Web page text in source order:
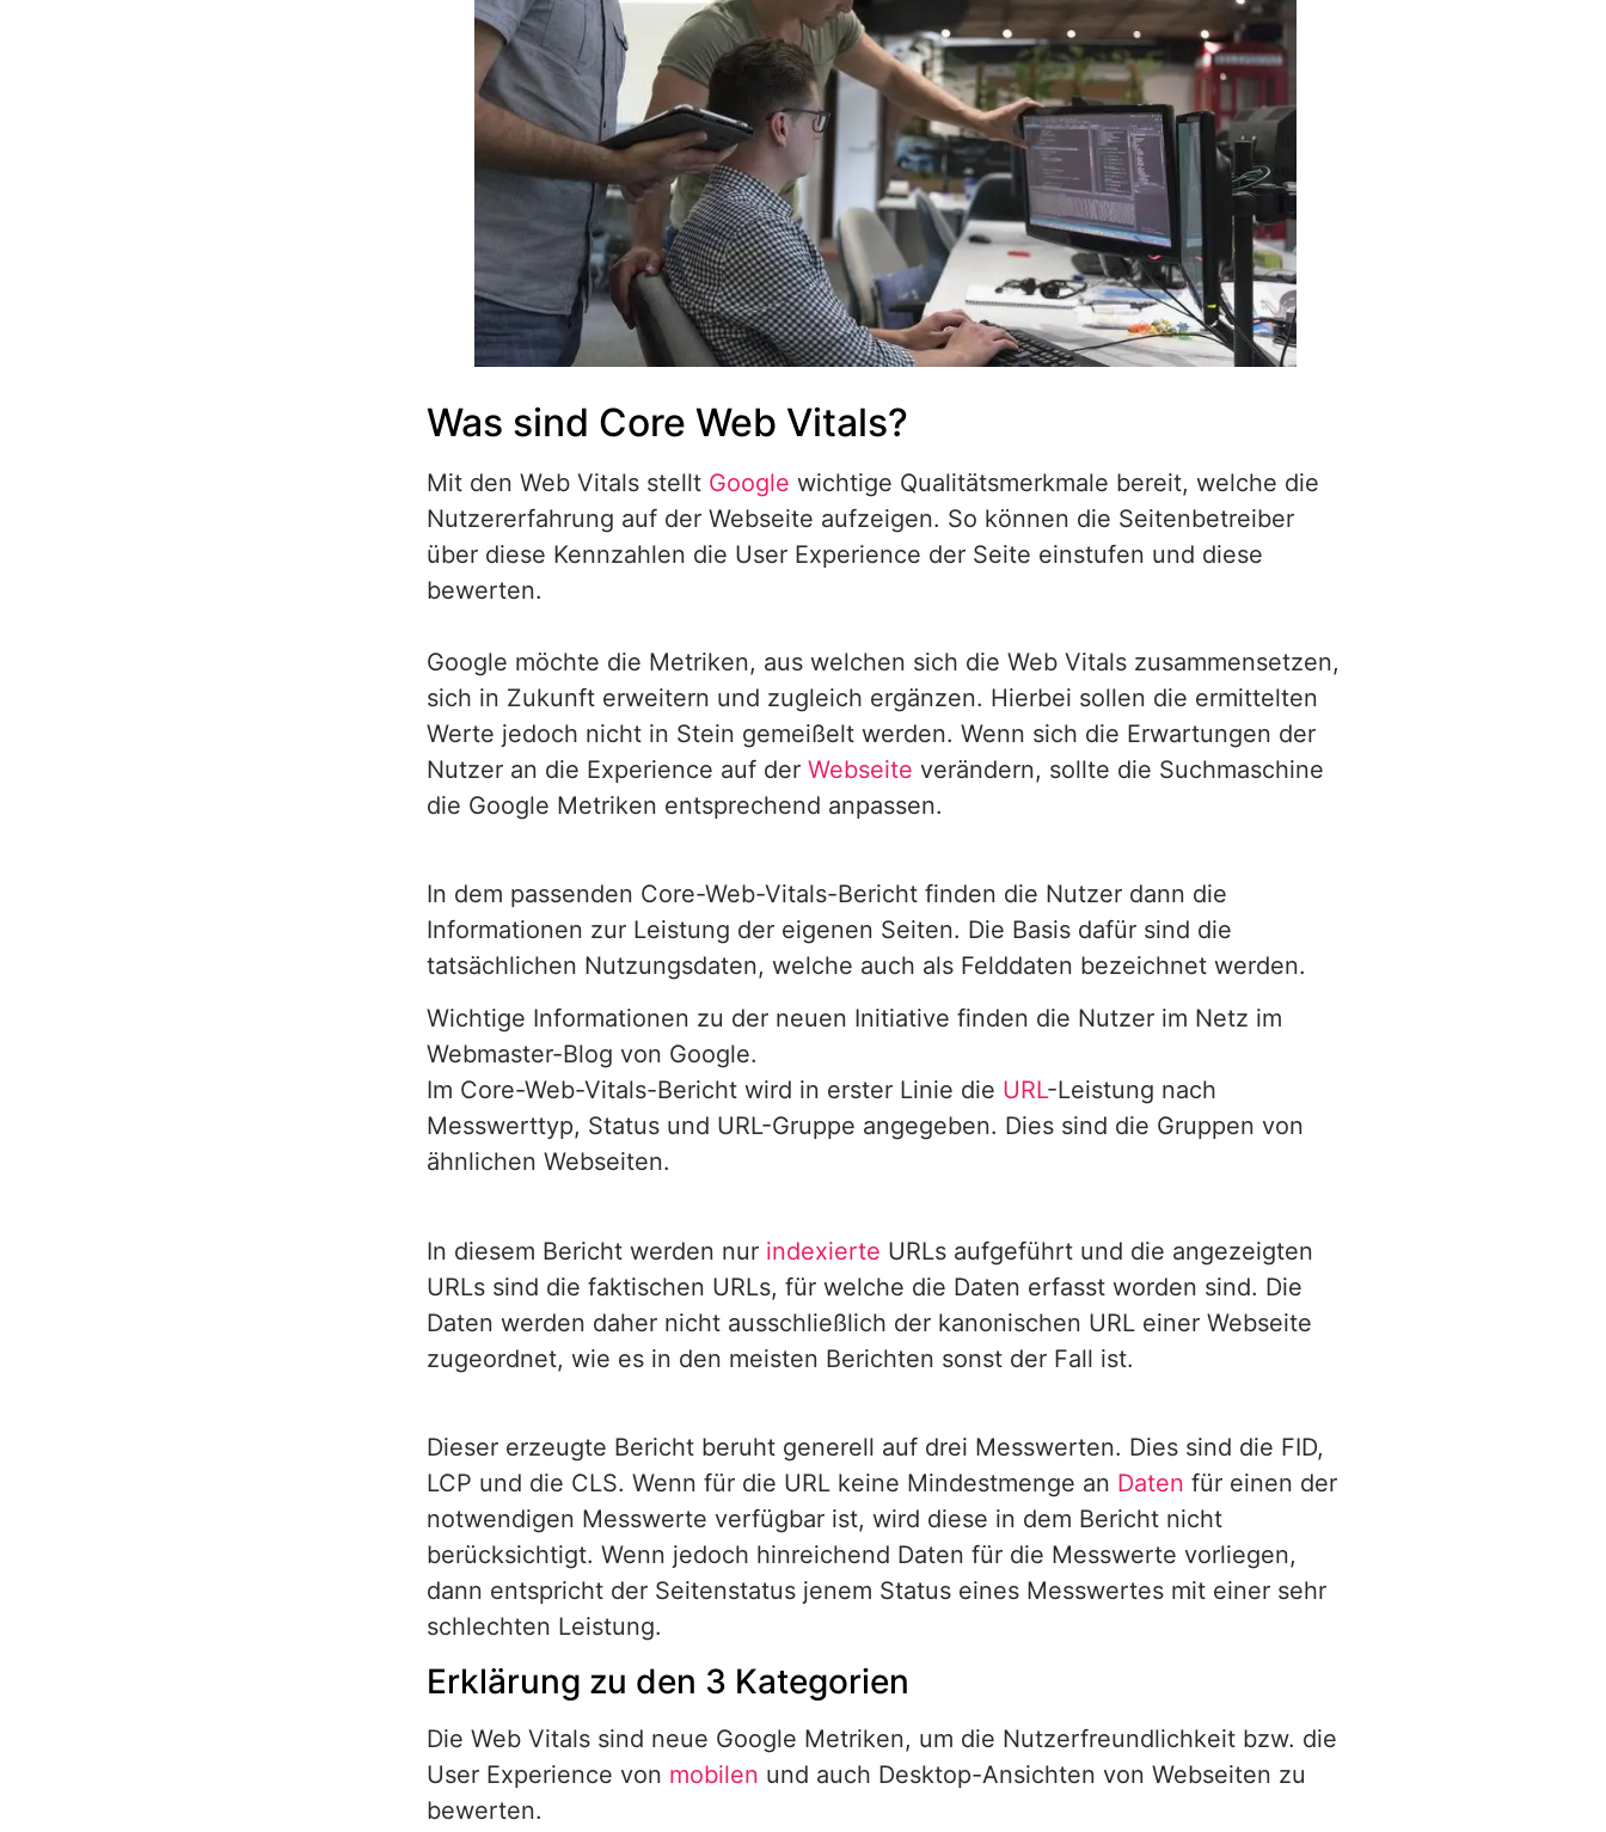
Was sind Core Web Vitals?
Mit den Web Vitals stellt Google wichtige Qualitätsmerkmale bereit, welche die
Nutzererfahrung auf der Webseite aufzeigen. So können die Seitenbetreiber
über diese Kennzahlen die User Experience der Seite einstufen und diese
bewerten.
Google möchte die Metriken, aus welchen sich die Web Vitals zusammensetzen,
sich in Zukunft erweitern und zugleich ergänzen. Hierbei sollen die ermittelten
Werte jedoch nicht in Stein gemeißelt werden. Wenn sich die Erwartungen der
Nutzer an die Experience auf der Webseite verändern, sollte die Suchmaschine
die Google Metriken entsprechend anpassen.
In dem passenden Core-Web-Vitals-Bericht finden die Nutzer dann die
Informationen zur Leistung der eigenen Seiten. Die Basis dafür sind die
tatsächlichen Nutzungsdaten, welche auch als Felddaten bezeichnet werden.
Wichtige Informationen zu der neuen Initiative finden die Nutzer im Netz im
Webmaster-Blog von Google.
Im Core-Web-Vitals-Bericht wird in erster Linie die URL-Leistung nach
Messwerttyp, Status und URL-Gruppe angegeben. Dies sind die Gruppen von
ähnlichen Webseiten.
In diesem Bericht werden nur indexierte URLs aufgeführt und die angezeigten
URLs sind die faktischen URLs, für welche die Daten erfasst worden sind. Die
Daten werden daher nicht ausschließlich der kanonischen URL einer Webseite
zugeordnet, wie es in den meisten Berichten sonst der Fall ist.
Dieser erzeugte Bericht beruht generell auf drei Messwerten. Dies sind die FID,
LCP und die CLS. Wenn für die URL keine Mindestmenge an Daten für einen der
notwendigen Messwerte verfügbar ist, wird diese in dem Bericht nicht
berücksichtigt. Wenn jedoch hinreichend Daten für die Messwerte vorliegen,
dann entspricht der Seitenstatus jenem Status eines Messwertes mit einer sehr
schlechten Leistung.
Erklärung zu den 3 Kategorien
Die Web Vitals sind neue Google Metriken, um die Nutzerfreundlichkeit bzw. die
User Experience von mobilen und auch Desktop-Ansichten von Webseiten zu
bewerten.